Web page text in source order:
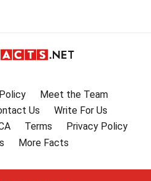
Meet the Team
Us
Write For Us
Terms
Privacy Policy
More Facts